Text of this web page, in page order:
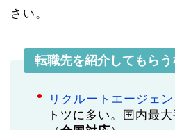
さい。
転職先を紹介してもらう
リクルートエージェン
トツに多い。国内最